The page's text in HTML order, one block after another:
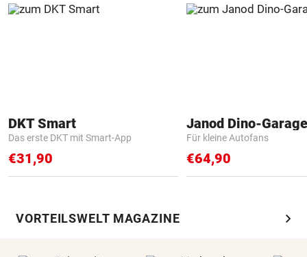
DKT Smart
Das erste DKT mit Smart-App
€31,90
Janod Dino-Garage
Für kleine Autofans
€64,90
VORTEILSWELT MAGAZINE chevron_right